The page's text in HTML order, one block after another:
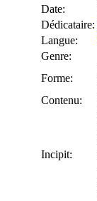
Date:
Dédicataire:
Langue:
Genre:
Forme:
Contenu:
Incipit: